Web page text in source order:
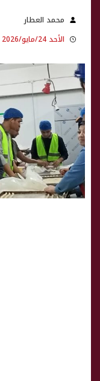
محمد العطار
الأحد 24/مايو/2026 - 07:37 م